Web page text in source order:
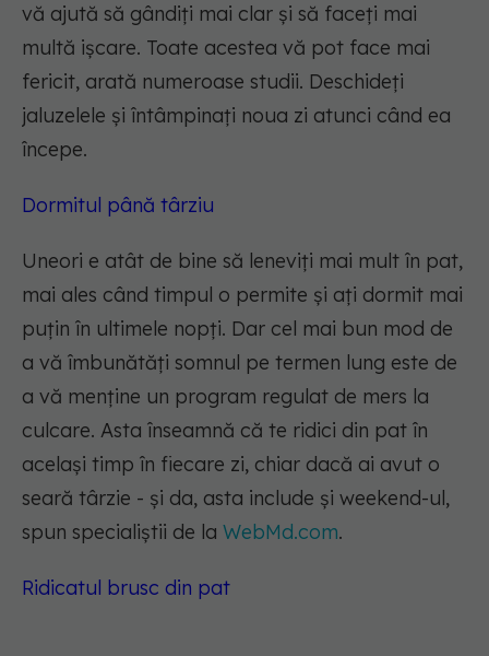
vă ajută să gândiți mai clar și să faceți mai
multă ișcare. Toate acestea vă pot face mai
fericit, arată numeroase studii. Deschideți
jaluzelele și întâmpinați noua zi atunci când ea
începe.
Dormitul până târziu
Uneori e atât de bine să leneviți mai mult în pat,
mai ales când timpul o permite și ați dormit mai
puțin în ultimele nopți. Dar cel mai bun mod de
a vă îmbunătăți somnul pe termen lung este de
a vă menține un program regulat de mers la
culcare. Asta înseamnă că te ridici din pat în
același timp în fiecare zi, chiar dacă ai avut o
seară târzie - și da, asta include și weekend-ul,
spun specialiștii de la WebMd.com.
Ridicatul brusc din pat